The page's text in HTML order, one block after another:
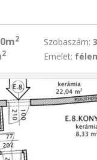
2
2
Szobaszám: 3
Emelet: